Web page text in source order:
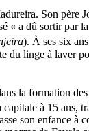
Son père
« a dû sortir par
). À ses six
du linge à laver
la formation
à 15 ans,
son enfance à